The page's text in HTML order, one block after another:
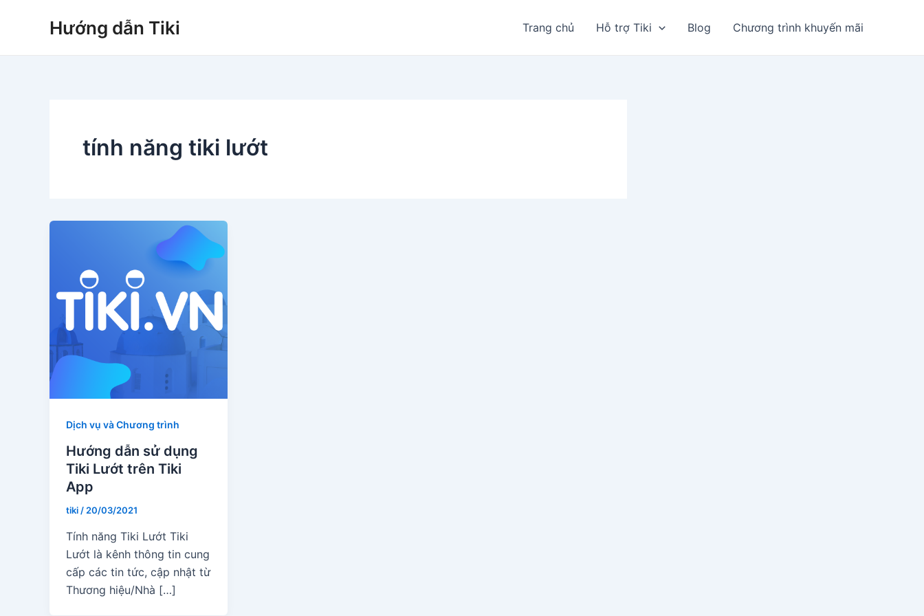
Hướng dẫn Tiki Trang chủ Hỗ trợ Tiki Blog Chương trình khuyến mãi
tính năng tiki lướt
Dịch vụ và Chương trình
Hướng dẫn sử dụng
Tiki Lướt trên Tiki
App
tiki/20/03/2021
Tính năng Tiki Lướt Tiki
Lướt là kênh thông tin cung
cấp các tin tức, cập nhật từ
Thương hiệu/Nhà […]